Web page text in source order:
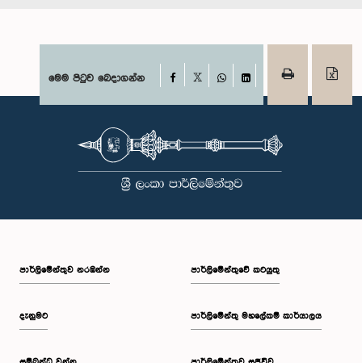
මෙම පිටුව බෙදාගන්න Facebook
WhatsAppLinkedIn
පාර්ලි‌මේන්තුව නරඹන්න
දැනුමට
පාර්ලිමේන්තුවේ කටයුතු
පාර්ලිමේන්තු මහලේකම් කාර්යාලය